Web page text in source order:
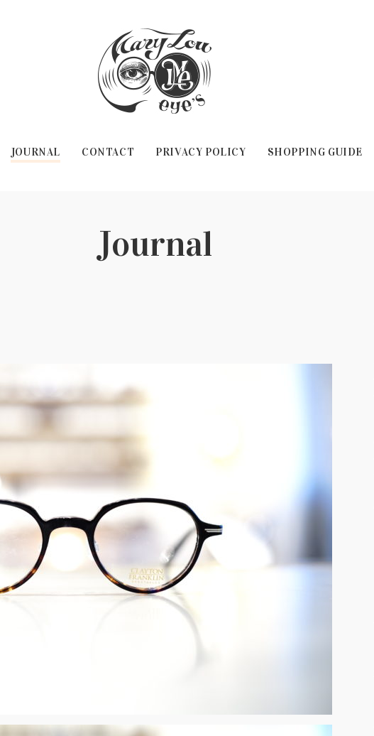
JOURNAL CONTACT PRIVACY POLICY SHOPPING GUIDE
Journal